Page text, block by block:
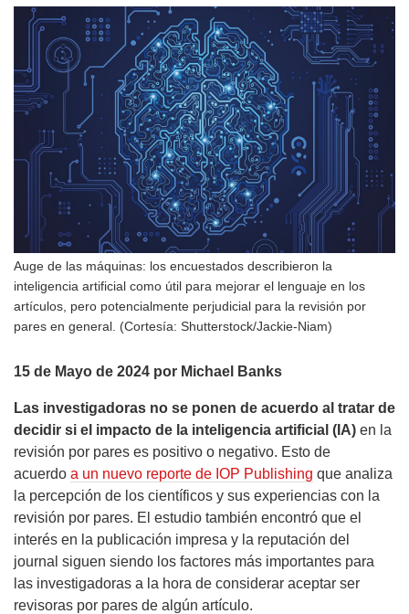
Auge de las máquinas: los encuestados describieron la
inteligencia artificial como útil para mejorar el lenguaje en los
artículos, pero potencialmente perjudicial para la revisión por
pares en general. (Cortesía: Shutterstock/Jackie-Niam)
15 de Mayo de 2024 por Michael Banks
Las investigadoras no se ponen de acuerdo al tratar de
decidir si el impacto de la inteligencia artificial (IA) en la
revisión por pares es positivo o negativo. Esto de
acuerdo a un nuevo reporte de IOP Publishing que analiza
la percepción de los científicos y sus experiencias con la
revisión por pares. El estudio también encontró que el
interés en la publicación impresa y la reputación del
journal siguen siendo los factores más importantes para
las investigadoras a la hora de considerar aceptar ser
revisoras por pares de algún artículo.